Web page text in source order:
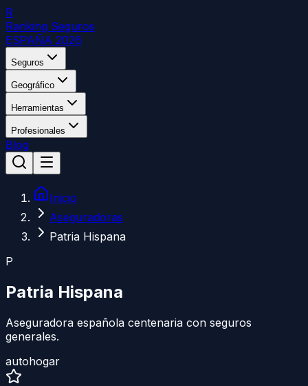
R
Ranking Seguros
ESPAÑA 2026
Seguros
Geográfico
Herramientas
Profesionales
Blog
Inicio
Aseguradoras
Patria Hispana
P
Patria Hispana
Aseguradora española centenaria con seguros
generales.
autohogar